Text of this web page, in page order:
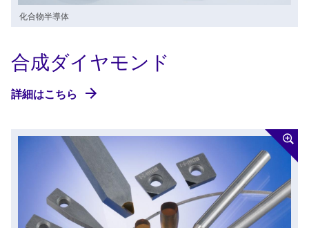
化合物半導体
合成ダイヤモンド
詳細はこちら